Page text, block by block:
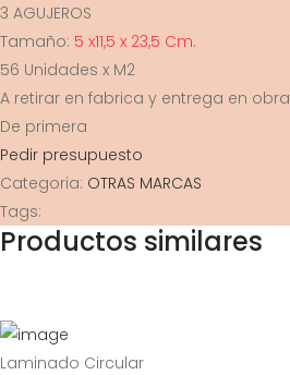
3 AGUJEROS
Tamaño: 5 x11,5 x 23,5 Cm.
56 Unidades x M2
A retirar en fabrica y entrega en obra
De primera
Pedir presupuesto
Categoria: OTRAS MARCAS
Tags:
Productos similares
Laminado Circular